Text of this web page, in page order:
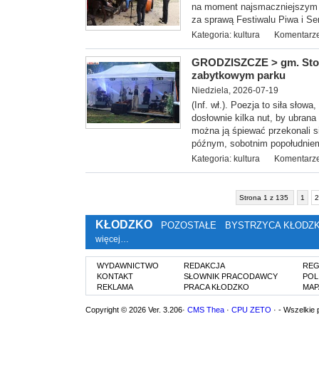
na moment
za sprawą Festiwalu Piwa i
Kategoria: kultura
GRODZISZCZE > gm.
zabytkowym parku
Niedziela, 2026-07-19
(Inf. wł.). Poezja to siła
dosłownie kilka nut, by
można ją śpiewać przekonali
późnym, sobotnim
Kategoria: kultura
Strona 1 z 135 1 2
KŁODZKO POZOSTAŁE BYSTRZYCA
więcej…
WYDAWNICTWO
KONTAKT
REKLAMA
REDAKCJA
SŁOWNIK PRACODAWCY
PRACA KŁODZKO
Copyright © 2026 Ver. 3.206· CMS Thea · CPU ZETO · - Wszelkie